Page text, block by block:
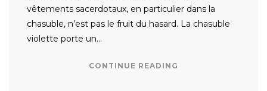
vêtements sacerdotaux, en particulier dans la
chasuble, n’est pas le fruit du hasard. La chasuble
violette porte un…
CONTINUE READING